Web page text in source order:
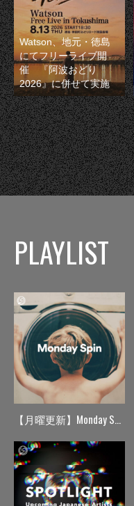
Watson、地元・徳島
にてフリーライブ開
催 『阿波おどり
2026』に併せて実施
PLAYLIST
【月曜更新】Monday Spin